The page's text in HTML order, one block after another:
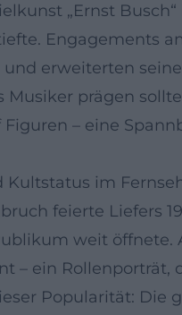
„Ernst
Engagements
erweiterten
Musiker prägen
– eine
im
feierte Liefers
weit öffnete.
– ein
Popularität: Die